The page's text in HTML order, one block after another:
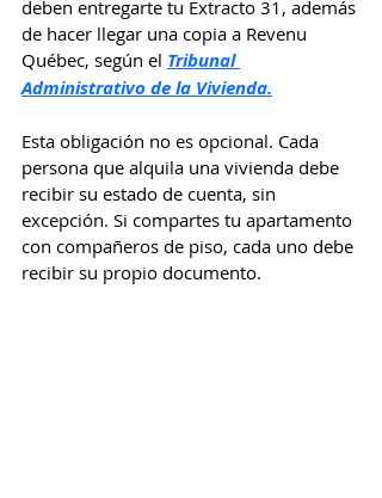
deben entregarte tu Extracto 31, además
de hacer llegar una copia a Revenu
Québec, según el Tribunal
Administrativo de la Vivienda.
Esta obligación no es opcional. Cada
persona que alquila una vivienda debe
recibir su estado de cuenta, sin
excepción. Si compartes tu apartamento
con compañeros de piso, cada uno debe
recibir su propio documento.